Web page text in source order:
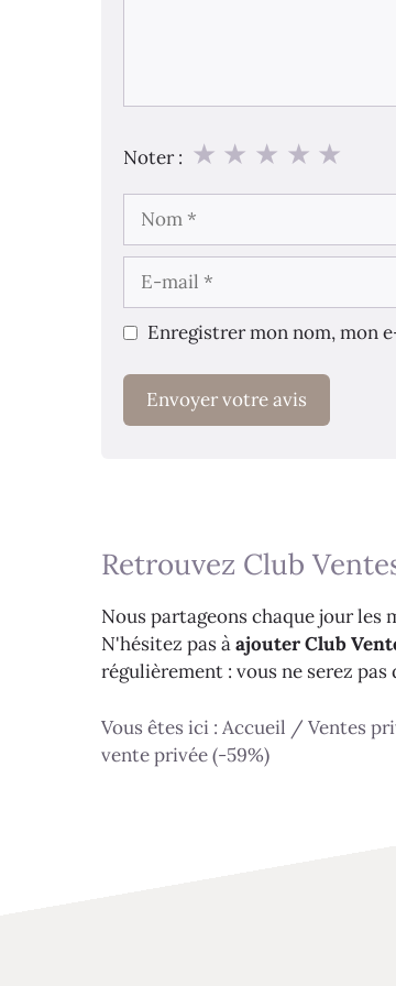
Noter : ★
★
★
★
★
mail
Enregistrer mon nom, mon
Retrouvez Club
Nous partageons chaque jour les
N'hésitez pas àajouter Club
régulièrement : vous ne serez
Vous êtes ici : Accueil / Ventes
vente privée (-59%)